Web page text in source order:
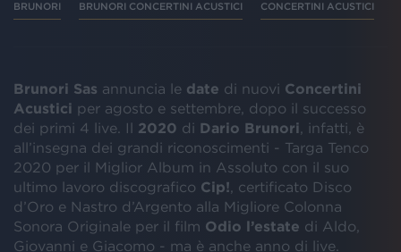
BRUNORI BRUNORI CONCERTINI ACUSTICI CONCERTINI ACUSTICI
Brunori Sas annuncia le date di nuovi Concertini
Acustici per agosto e settembre, dopo il successo
dei primi 4 live. Il 2020 di Dario Brunori , infatti, è
all’insegna dei grandi riconoscimenti - Targa Tenco
2020 per il Miglior Album in Assoluto con il suo
ultimo lavoro discografico Cip! , certificato Disco
d’Oro e Nastro d’Argento alla Migliore Colonna
Sonora Originale per il film Odio l’estate di Aldo,
Giovanni e Giacomo - ma è anche anno di live.